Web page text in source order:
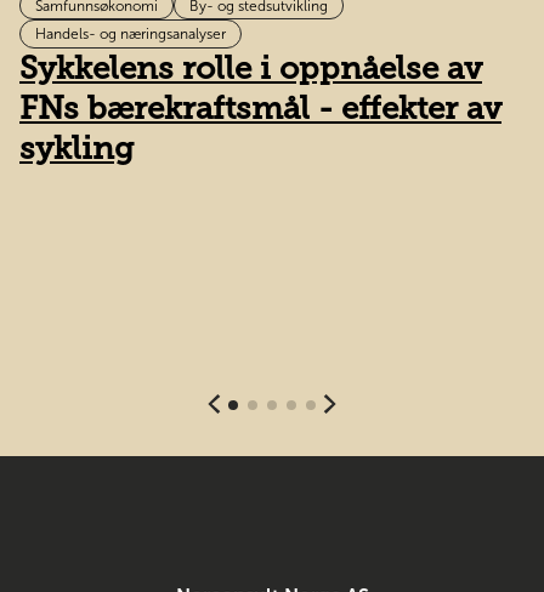
Samfunnsøkonomi
By- og stedsutvikling
Handels- og næringsanalyser
Sykkelens rolle i oppnåelse av
FNs bærekraftsmål - effekter av
sykling